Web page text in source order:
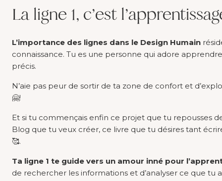
La ligne 1, c’est
L’importance des lignes dans le Design Humain
connaissance. Tu es une personne qui adore
précis.
N’aie pas peur de sortir de ta zone de confort et
🤗!
Et si tu commençais enfin ce projet que tu repousses
Blog que tu veux créer, ce livre que tu désires tant
🥰.
Ta ligne 1 te guide vers un amour inné pour
de rechercher les informations et d’analyser ce que tu